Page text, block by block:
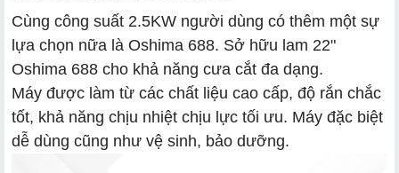
Cùng công suất 2.5KW người dùng có thêm một sự
lựa chọn nữa là Oshima 688. Sở hữu lam 22"
Oshima 688 cho khả năng cưa cắt đa dạng.
Máy được làm từ các chất liệu cao cấp, độ rắn chắc
tốt, khả năng chịu nhiệt chịu lực tối ưu. Máy đặc biệt
dễ dùng cũng như vệ sinh, bảo dưỡng.